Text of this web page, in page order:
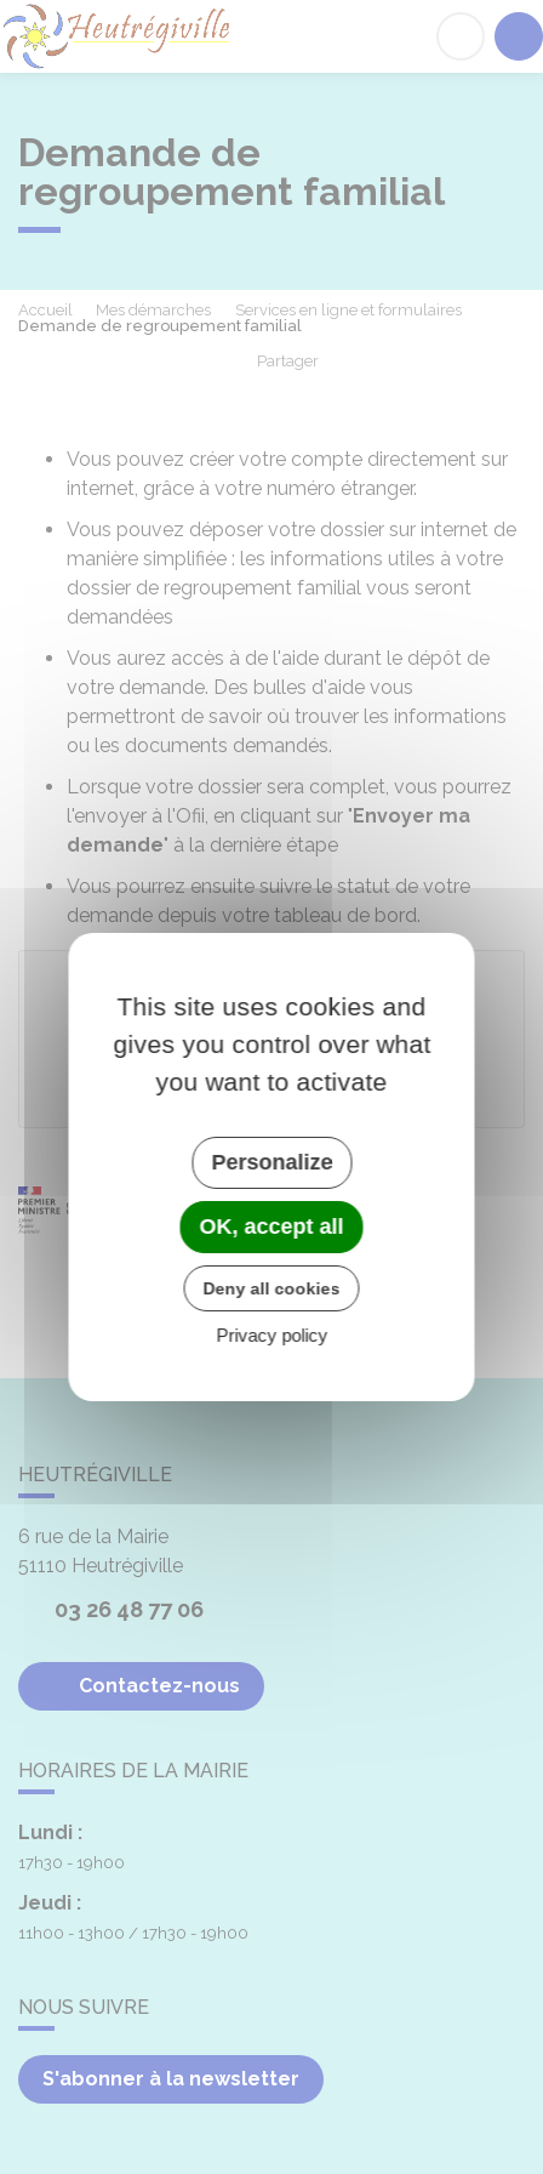
Demande de
regroupement familial
Accueil Mes démarches
Services en ligne et formulaires
Demande de regroupement familial
Partager
Vous pouvez créer votre compte directement sur
internet, grâce à votre numéro étranger.
Vous pouvez déposer votre dossier sur internet de
manière simplifiée : les informations utiles à votre
dossier de regroupement familial vous seront
demandées
Vous aurez accès à de l'aide durant le dépôt de
votre demande. Des bulles d'aide vous
permettront de savoir où trouver les informations
ou les documents demandés.
Lorsque votre dossier sera complet, vous pourrez
l'envoyer à l'Ofii, en cliquant sur "Envoyer ma
demande" à la dernière étape
Vous pourrez ensuite suivre le statut de votre
demande depuis votre tableau de bord.
Office français de l'immigration et de l'intégration (Ofii)
HEUTRÉGIVILLE
6 rue de la Mairie
51110 Heutrégiville
03 26 48 77 06
Contactez-nous
HORAIRES DE LA MAIRIE
Lundi :
17h30 - 19h00
Jeudi :
11h00 - 13h00 17h30 - 19h00
NOUS SUIVRE
S'abonner à la newsletter
This site uses cookies and
gives you control over what
you want to activate
Personalize
OK, accept all
Deny all cookies
Privacy policy